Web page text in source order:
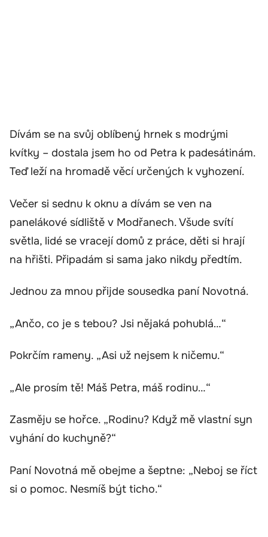
Dívám se na svůj oblíbený hrnek s modrými
kvítky – dostala jsem ho od Petra k padesátinám.
Teď leží na hromadě věcí určených k vyhození.
Večer si sednu k oknu a dívám se ven na
panelákové sídliště v Modřanech. Všude svítí
světla, lidé se vracejí domů z práce, děti si hrají
na hřišti. Připadám si sama jako nikdy předtím.
Jednou za mnou přijde sousedka paní Novotná.
„Ančo, co je s tebou? Jsi nějaká pohublá…“
Pokrčím rameny. „Asi už nejsem k ničemu.“
„Ale prosím tě! Máš Petra, máš rodinu…“
Zasměju se hořce. „Rodinu? Když mě vlastní syn
vyhání do kuchyně?“
Paní Novotná mě obejme a šeptne: „Neboj se říct
si o pomoc. Nesmíš být ticho.“